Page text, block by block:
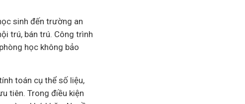
sinh đến trường an
trú, bán trú. Công trình
học không bảo
toán cụ thể số liệu,
tiên. Trong điều kiện